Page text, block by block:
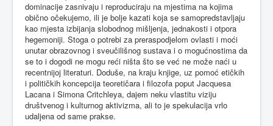
dominacije zasnivaju i reproduciraju na mjestima na kojima
obično očekujemo, ili je bolje kazati koja se samopredstavljaju
kao mjesta izbijanja slobodnog mišljenja, jednakosti i otpora
hegemoniji. Stoga o potrebi za preraspodjelom ovlasti i moći
unutar obrazovnog i sveučilišnog sustava i o mogućnostima da
se to i dogodi ne mogu reći ništa što se već ne može naći u
recentnijoj literaturi. Doduše, na kraju knjige, uz pomoć etičkih
i političkih koncepcija teoretičara i filozofa poput Jacquesa
Lacana i Simona Critchleya, dajem neku vlastitu viziju
društvenog i kulturnog aktivizma, ali to je spekulacija vrlo
udaljena od same prakse.